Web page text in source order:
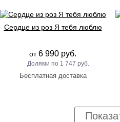
Сердце из роз Я тебя люблю
от6 990 руб.
1 747 руб.